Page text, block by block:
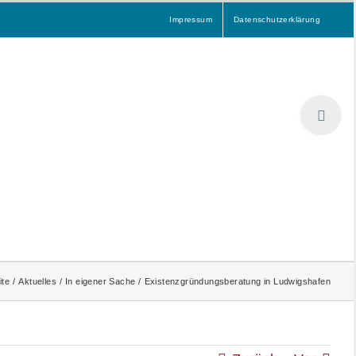
Impressum Datenschutzerklärung
Aktuelles In eigener Sache Existenzgründungsberatung in Ludwigshafen
Toggle